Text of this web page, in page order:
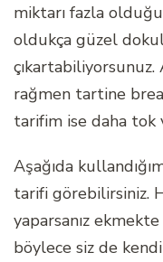
miktarı fazla
oldukça güzel
rağmen tartine
tarifim ise daha tok
Aşağıda
tarifi görebilirsiniz.
yaparsanız
böylece siz de